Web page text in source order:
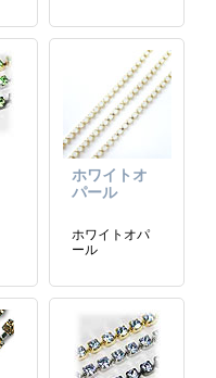
ホワイトオ
パール
ホワイトオパ
ール